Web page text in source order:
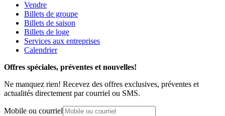
Vendre
Billets de groupe
Billets de saison
Billets de loge
Services aux entreprises
Calendrier
Offres spéciales, préventes et nouvelles!
Ne manquez rien! Recevez des offres exclusives, préventes et
actualités directement par courriel ou SMS.
Mobile ou courriel